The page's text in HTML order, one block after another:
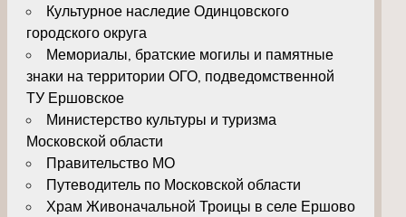
Культурное наследие Одинцовского
городского округа
Мемориалы, братские могилы и памятные
знаки на территории ОГО, подведомственной
ТУ Ершовское
Министерство культуры и туризма
Московской области
Правительство МО
Путеводитель по Московской области
Храм Живоначальной Троицы в селе Ершово